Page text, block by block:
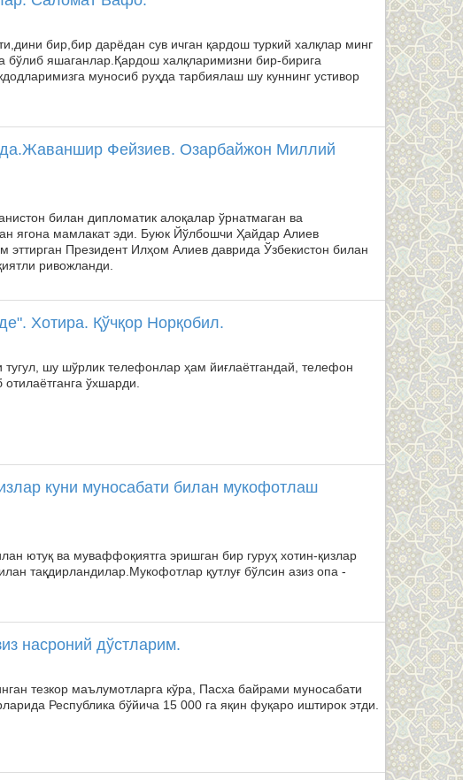
бир,бир дарёдан сув ичган қардош туркий халқлар минг
бўлиб яшаганлар.Қардош халқларимизни бир-бирига
муносиб руҳда тарбиялаш шу куннинг устивор
Фейзиев. Озарбайжон Миллий
билан дипломатик алоқалар ўрнатмаган ва
ягона мамлакат эди. Буюк Йўлбошчи Ҳайдар Алиев
эттирган Президент Илҳом Алиев даврида Ўзбекистон билан
ривожланди.
Хотира. Қўчқор Норқобил.
тугул, шу шўрлик телефонлар ҳам йиғлаётгандай, телефон
ўхшарди.
куни муносабати билан мукофотлаш
ютуқ ва муваффоқиятга эришган бир гуруҳ хотин-қизлар
тақдирландилар.Мукофотлар қутлуғ бўлсин азиз опа -
насроний дўстларим.
тезкор маълумотларга кўра, Пасха байрами муносабати
Республика бўйича 15 000 га яқин фуқаро иштирок этди.